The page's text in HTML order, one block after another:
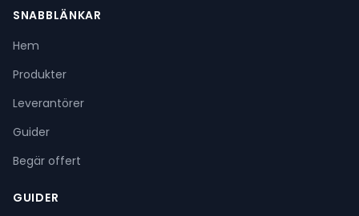
SNABBLÄNKAR
Hem
Produkter
Leverantörer
Guider
Begär offert
GUIDER